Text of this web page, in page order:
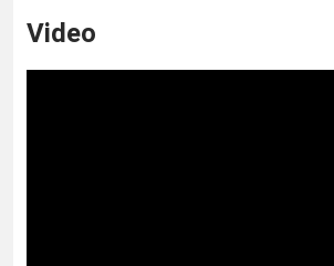
Video